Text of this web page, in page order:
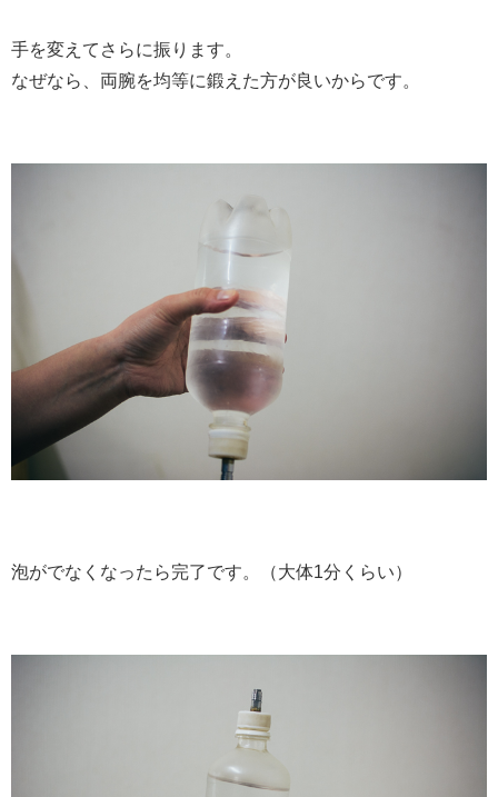
手を変えてさらに振ります。
なぜなら、両腕を均等に鍛えた方が良いからです。
泡がでなくなったら完了です。（大体1分くらい）